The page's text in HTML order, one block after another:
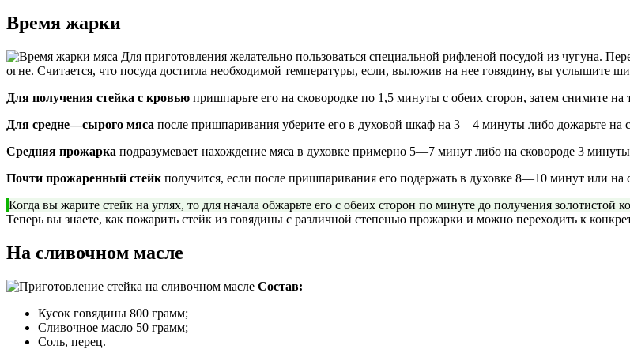
Время жарки
Для приготовления желательно пользоваться специальной рифленой посудой из чугуна.
огне. Считается, что посуда достигла необходимой температуры, если, выложив на нее говядину, вы услышите
Для получения стейка с кровью пришпарьте его на сковородке по 1,5 минуты с обеих сторон, затем снимите
Для средне—сырого мяса после пришпаривания уберите его в духовой шкаф на 3—4 минуты либо дожарьте на
Средняя прожарка подразумевает нахождение мяса в духовке примерно 5—7 минут либо на сковороде 3
Почти прожаренный стейк получится, если после пришпаривания его подержать в духовке 8—10 минут или
Когда вы жарите стейк на углях, то для начала обжарьте его с обеих сторон по минуте до получения золотистой
Теперь вы знаете, как пожарить стейк из говядины с различной степенью прожарки и можно переходить к
На сливочном масле
Состав:
Кусок говядины 800 грамм;
Сливочное масло 50 грамм;
Соль, перец.